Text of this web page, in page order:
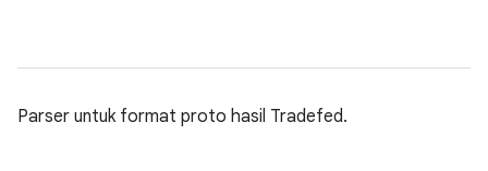
Parser untuk format proto hasil Tradefed.